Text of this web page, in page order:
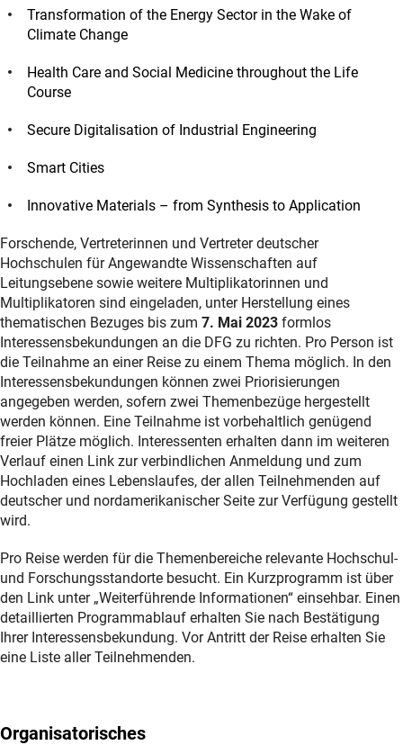
Transformation of the Energy Sector in the Wake of
Climate Change
Health Care and Social Medicine throughout the Life
Course
Secure Digitalisation of Industrial Engineering
Smart Cities
Innovative Materials – from Synthesis to Application
Forschende, Vertreterinnen und Vertreter deutscher
Hochschulen für Angewandte Wissenschaften auf
Leitungsebene sowie weitere Multiplikatorinnen und
Multiplikatoren sind eingeladen, unter Herstellung eines
thematischen Bezuges bis zum 7. Mai 2023 formlos
Interessensbekundungen an die DFG zu richten. Pro Person ist
die Teilnahme an einer Reise zu einem Thema möglich. In den
Interessensbekundungen können zwei Priorisierungen
angegeben werden, sofern zwei Themenbezüge hergestellt
werden können. Eine Teilnahme ist vorbehaltlich genügend
freier Plätze möglich. Interessenten erhalten dann im weiteren
Verlauf einen Link zur verbindlichen Anmeldung und zum
Hochladen eines Lebenslaufes, der allen Teilnehmenden auf
deutscher und nordamerikanischer Seite zur Verfügung gestellt
wird.
Pro Reise werden für die Themenbereiche relevante Hochschul-
und Forschungsstandorte besucht. Ein Kurzprogramm ist über
den Link unter „Weiterführende Informationen“ einsehbar. Einen
detaillierten Programmablauf erhalten Sie nach Bestätigung
Ihrer Interessensbekundung. Vor Antritt der Reise erhalten Sie
eine Liste aller Teilnehmenden.
Organisatorisches